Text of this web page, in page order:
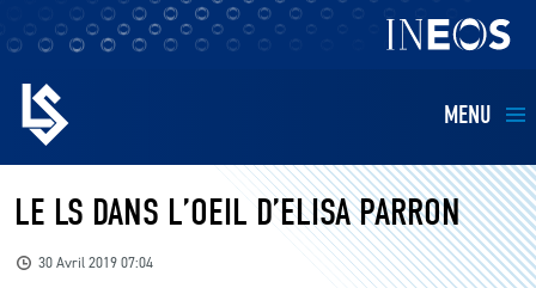
MENU
EQUIPES
BILLETTERIE
LE LS DANS L’OEIL D’ELISA PARRON
30 Avril 2019 07:04